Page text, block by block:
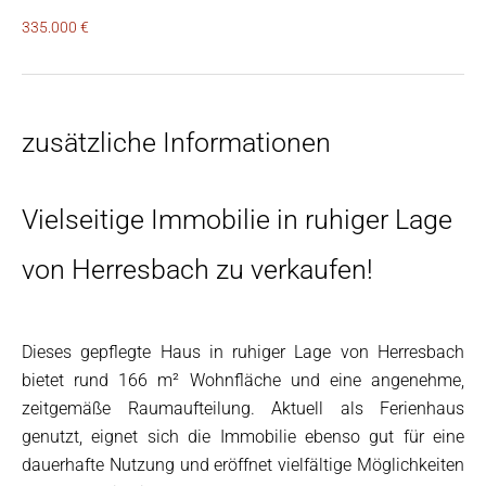
335.000 €
zusätzliche Informationen
Vielseitige Immobilie in ruhiger Lage
von Herresbach zu verkaufen!
Dieses gepflegte Haus in ruhiger Lage von Herresbach
bietet rund 166 m² Wohnfläche und eine angenehme,
zeitgemäße Raumaufteilung. Aktuell als Ferienhaus
genutzt, eignet sich die Immobilie ebenso gut für eine
dauerhafte Nutzung und eröffnet vielfältige Möglichkeiten